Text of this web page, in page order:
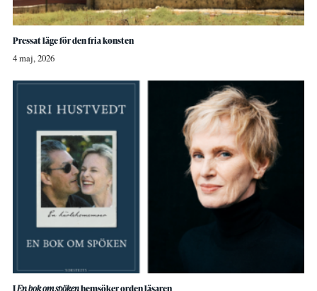
Pressat läge för den fria konsten
4 maj, 2026
IEn bok om spökenhemsöker orden läsaren